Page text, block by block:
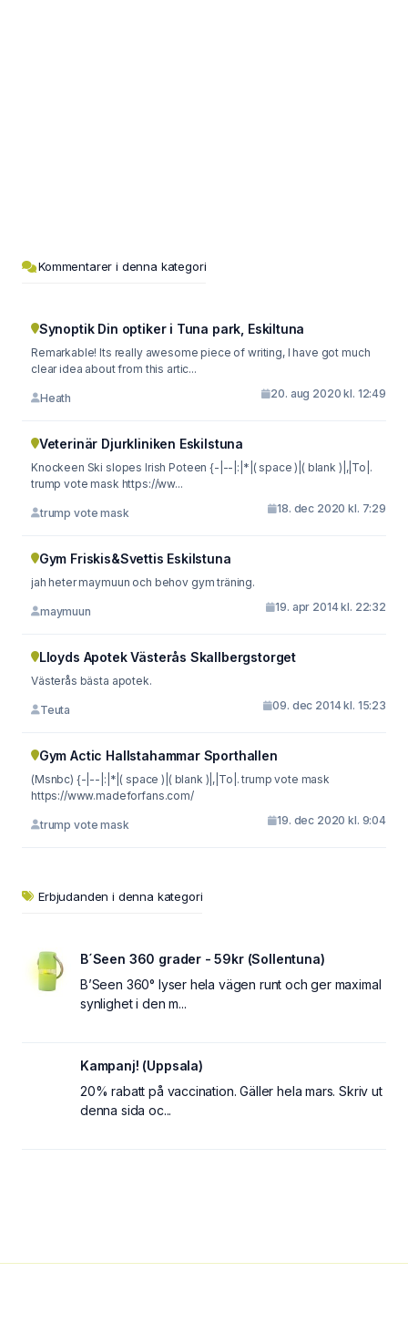
Kommentarer i denna kategori
Synoptik Din optiker i Tuna park, Eskiltuna
Remarkable! Its really awesome piece of writing, I have got much
clear idea about from this artic...
Heath 20. aug 2020 kl. 12:49
Veterinär Djurkliniken Eskilstuna
Knockeen Ski slopes Irish Poteen {-|--|:|*|( space )|( blank )|,|To|.
trump vote mask https://ww...
trump vote mask 18. dec 2020 kl. 7:29
Gym Friskis&Svettis Eskilstuna
jah heter maymuun och behov gym träning.
maymuun 19. apr 2014 kl. 22:32
Lloyds Apotek Västerås Skallbergstorget
Västerås bästa apotek.
Teuta 09. dec 2014 kl. 15:23
Gym Actic Hallstahammar Sporthallen
(Msnbc) {-|--|:|*|( space )|( blank )|,|To|. trump vote mask
https://www.madeforfans.com/
trump vote mask 19. dec 2020 kl. 9:04
Erbjudanden i denna kategori
B´Seen 360 grader - 59kr (Sollentuna)
B’Seen 360° lyser hela vägen runt och ger maximal
synlighet i den m...
Kampanj! (Uppsala)
20% rabatt på vaccination. Gäller hela mars. Skriv ut
denna sida oc...